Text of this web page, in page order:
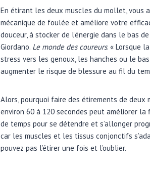
En étirant les deux muscles du mollet, vous
mécanique de foulée et améliore votre
douceur, à stocker de l’énergie dans le bas
Giordano. Le monde des coureurs. « Lorsque
stress vers les genoux, les hanches ou le
augmenter le risque de blessure au fil du
Alors, pourquoi faire des étirements de deux
environ 60 à 120 secondes peut améliorer
de temps pour se détendre et s’allonger
car les muscles et les tissus conjonctifs
pouvez pas l’étirer une fois et l’oublier.